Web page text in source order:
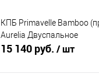
КПБ Primavelle Bamboo
Aurelia Двуспальное
15 140 руб. / шт